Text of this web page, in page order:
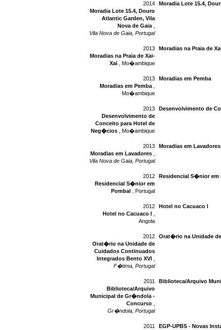
2014
Moradia Lote 15.4, Douro
Atlantic Garden, Vila
Nova de Gaia
Vila Nova de Gaia, Portugal
Moradia Lote 15.4,
2013
Moradias na Praia de Xai-
Xai , Mo�ambique
Moradias na Praia de
2013
Moradias em Pemba
Mo�ambique
Moradias em Pemba
2013
Desenvolvimento de
Conceito para Hotel de
Neg�cios , Mo�ambique
Desenvolvimento de
2013
Moradias em Lavadores
Vila Nova de Gaia, Portugal
Moradias em Lavadores
2012
Residencial S�nior em
Pombal , Portugal
Residencial S�nior em
2012
Hotel no Cacuaco I
Angola
Hotel no Cacuaco I
2012
Orat�rio na Unidade de
Cuidados Continuados
Integrados Bento XVI
F�tima, Portugal
Orat�rio na Unidade
2011
Biblioteca/Arquivo
Municipal de Gr�ndola -
Concurso
Gr�ndola, Portugal
Biblioteca/Arquivo
2011
EGP-UPBS - Novas